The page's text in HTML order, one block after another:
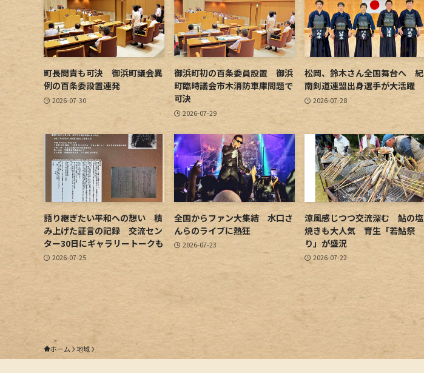
町長問責も可決 御浜町議会異
例の百条委設置連発
2026-07-30
御浜町初の百条委員設置 御浜
町臨時議会市木消防車庫問題で
可決
2026-07-29
松岡、鈴木さん全国舞台へ 紀
南剣道連盟出身選手が大活躍
2026-07-28
語り継ぎたい平和への想い 積
み上げた証言の記録 交流セン
ター30日にギャラリートークも
2026-07-25
全国からファン大集結 水口さ
んらのライブに熱狂
2026-07-23
涼風感じつつ交流深む 鮎の塩
焼きも大人気 育生「若鮎祭
り」が盛況
2026-07-22
ホーム 地域